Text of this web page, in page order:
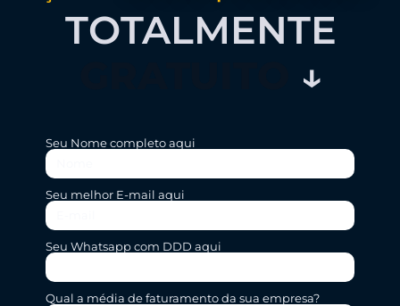
TOTALMENTE
↓
Seu Nome completo aqui
Seu melhor E-mail aqui
Seu Whatsapp com DDD aqui
Qual a média de faturamento da sua empresa?